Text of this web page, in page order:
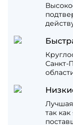
Санкт-
так